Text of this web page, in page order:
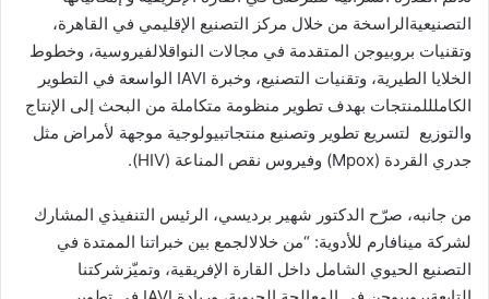
التصنيعيةالراسخة من خلال مركز التصنيع الإقليمي في القاهرة،
وتقنيات بروبيوجن المتقدمة في مجالات النواقلالفيروسية، وخطوط
الخلايا الطيرية، وتقنيات التصنيع، وخبرة الواسعة في التطوير
الكاملللمنتجات بهدف تطوير منظومة متكاملة من البحث إلى الإنتاج
والتوزيع لتسريع تطوير وتصنيع منتجاتبيولوجية موجهة لأمراض مثل
جدري القردة (
Mpox
) وفيروس نقص المناعة (
HIV
)
.
من جانبه، صرّح الدكتور شهير برديسي، الرئيس التنفيذي المشارك
لشركة مينافارم للأدوية: “من خلالالجمع بين خبراتنا الممتدة في
التصنيع الحيوي الشامل داخل القارة الإفريقية، وتميّزشركتنا